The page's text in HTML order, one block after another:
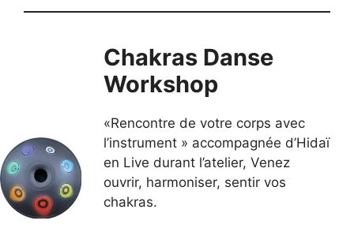
Chakras Danse
Workshop
«Rencontre de votre corps avec
l’instrument » accompagnée d’Hidaï
en Live durant l’atelier, Venez
ouvrir, harmoniser, sentir vos
chakras.